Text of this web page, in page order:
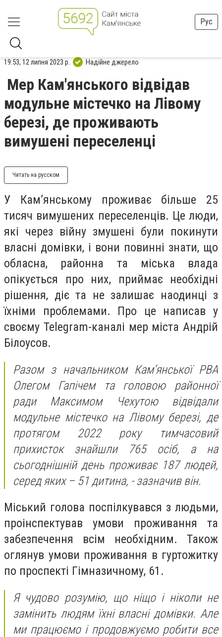
Рус
19:53, 12 липня 2023 р. Надійне джерело
Мер Кам'янського відвідав
модульне містечко на Лівому
березі, де проживають
вимушені переселенці
Читать на русском
У Кам’янському проживає більше 25
тисяч вимушених переселенців. Це люди,
які через війну змушені були покинути
власні домівки, і вони повинні знати, що
обласна, районна та міська влада
опікується про них, приймає необхідні
рішення, діє та не залишає наодинці з
їхніми проблемами. Про це написав у
своєму Telegram-каналі мер міста Андрій
Білоусов.
Разом з начальником Кам’янської РВА
Олегом Гапічем та головою районної
ради Максимом Чехутою відвідали
модульне містечко на Лівому березі, де
протягом 2022 року тимчасовий
прихисток знайшли 765 осіб, а на
сьогоднішній день проживає 187 людей,
серед яких – 51 дитина, - зазначив він.
Міський голова поспілкувався з людьми,
проінспектував умови проживання та
забезпечення всім необхідним. Також
оглянув умови проживання в гуртожитку
по проспекті Гімназичному, 61.
Я чудово розумію, що ніщо і ніколи не
замінить людям їхні власні домівки. Але
ми працюємо і продовжуємо робити все